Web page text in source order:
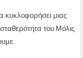
κυκλοφορήσει μιας
του.Μόλις